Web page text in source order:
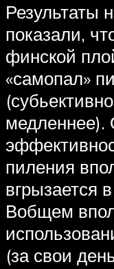
Результаты
показали,
финской
«самопал»
медленнее).
пиления
вгрызается
Вобщем
(за свои